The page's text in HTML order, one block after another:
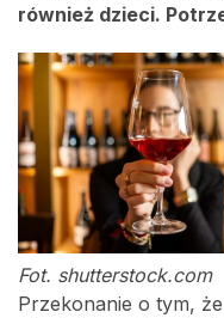
również dzieci.
Fot. shutterstock.com
Przekonanie o tym,